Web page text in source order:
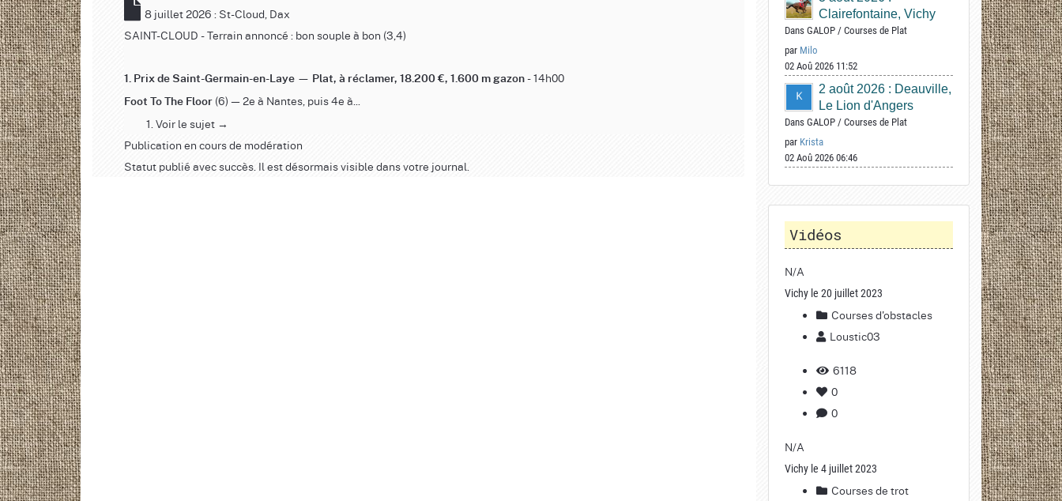
8 juillet 2026 : St-Cloud, Dax
SAINT-CLOUD - Terrain annoncé : bon souple à bon (3,4)
1. Prix de Saint-Germain-en-Laye — Plat, à réclamer, 18.200 €, 1.600 m gazon - 14h00
Foot To The Floor (6) — 2e à Nantes, puis 4e à...
Voir le sujet →
Publication en cours de modération
Statut publié avec succès. Il est désormais visible dans votre journal.
Clairefontaine, Vichy
Dans GALOP / Courses de Plat
par Milo
02 Aoû 2026 11:52
2 août 2026 : Deauville,
Le Lion d'Angers
Dans GALOP / Courses de Plat
par Krista
02 Aoû 2026 06:46
Vidéos
N/A
Vichy le 20 juillet 2023
Courses d'obstacles
Loustic03
6118
0
0
N/A
Vichy le 4 juillet 2023
Courses de trot